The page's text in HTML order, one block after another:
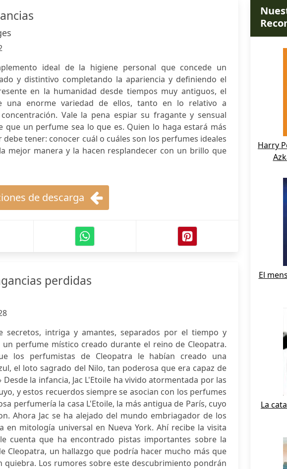
ideal de la higiene personal que concede un
y distintivo completando la apariencia y definiendo el
en la humanidad desde tiempos muy antiguos, el
una enorme variedad de ellos, tanto en lo relativo a
Vale la pena espiar su fragante y sensual
un perfume sea lo que es. Quien lo haga estará más
tener: conocer cuál o cuáles son los perfumes ideales
mejor manera y la hacen resplandecer con un brillo que
de descarga
perdidas
secretos, intriga y amantes, separados por el tiempo y
perfume místico creado durante el reino de Cleopatra.
los perfumistas de Cleopatra le habían creado una
el loto sagrado del Nilo, tan poderosa que era capaz de
la infancia, Jac L'Etoile ha vivido atormentada por las
y estos recuerdos siempre se asocian con los perfumes
perfumería la casa L'Etoile, la más antigua de París, cuyo
Ahora Jac se ha alejado del mundo embriagador de los
mitología universal en Nueva York. Ahí recibe la visita
cuenta que ha encontrado pistas importantes sobre la
Cleopatra, un hallazgo que podría hacer mucho más que
quiebra. Los rumores sobre este descubrimiento pondrán
Harry
El
La